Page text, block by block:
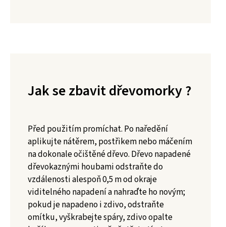
Jak se zbavit dřevomorky ?
Před použitím promíchat. Po naředění
aplikujte nátěrem, postřikem nebo máčením
na dokonale očištěné dřevo. Dřevo napadené
dřevokaznými houbami odstraňte do
vzdálenosti alespoň 0,5 m od okraje
viditelného napadení a nahraďte ho novým;
pokud je napadeno i zdivo, odstraňte
omítku, vyškrabejte spáry, zdivo opalte